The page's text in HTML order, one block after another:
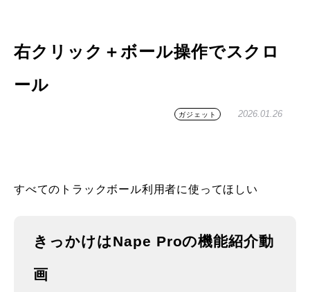
右クリック＋ボール操作でスクロ
ール
ガジェット 2026.01.26
すべてのトラックボール利用者に使ってほしい
きっかけはNape Proの機能紹介動
画